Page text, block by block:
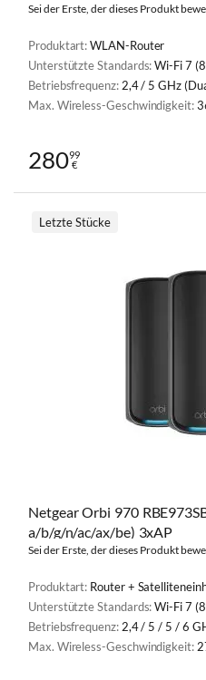
Sei der Erste, der dieses Produkt
Produktart:WLAN-Router
Unterstützte Standards:Wi-Fi 7
Betriebsfrequenz: 2,4 / 5 GHz
Max. Wireless-Geschwindigkeit:
28099
€
Netgear Orbi 970
a/b/g/n/ac/ax/be) 3xAP
Sei der Erste, der dieses Produkt
Produktart: Router +
Unterstützte Standards:Wi-Fi 7
Betriebsfrequenz: 2,4 / 5 / 5 / 6
Max. Wireless-Geschwindigkeit:
Letzte Stücke